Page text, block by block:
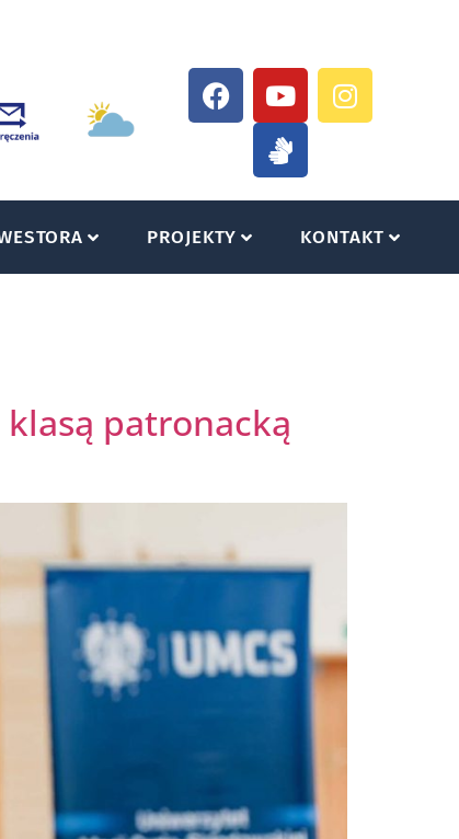
PROJEKTY KONTAKT
klasą patronacką